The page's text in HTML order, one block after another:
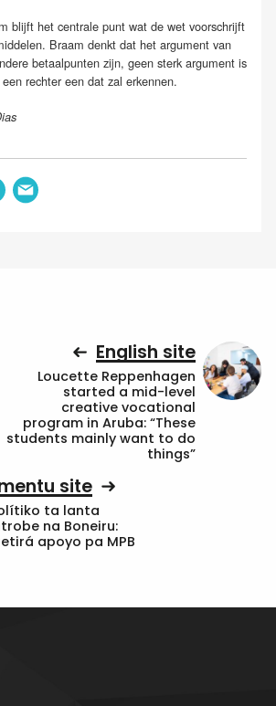
blijft het centrale punt wat de wet voorschrijft
Braam denkt dat het argument van
betaalpunten zijn, geen sterk argument is
rechter een dat zal erkennen.
English site
Loucette Reppenhagen
started a mid-level
creative vocational
program in Aruba: “These
students mainly want to do
things”
site
ta lanta
na Boneiru:
apoyo pa MPB